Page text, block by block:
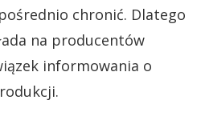
chronić. Dlatego
na producentów
informowania o